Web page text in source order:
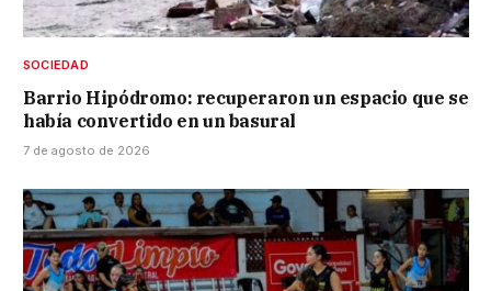
SOCIEDAD
Barrio Hipódromo: recuperaron un espacio que se
había convertido en un basural
7 de agosto de 2026